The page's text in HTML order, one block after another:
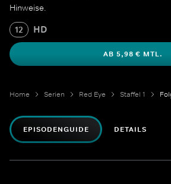
Hinweise.
12 HD
AB 5,98 € MTL.
Home Serien Red Eye Staffel 1
EPISODENGUIDE DETAILS